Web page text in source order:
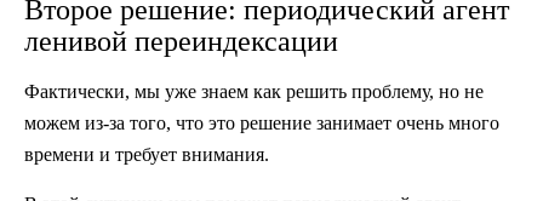
Второе решение: периодический агент
ленивой переиндексации
Фактически, мы уже знаем как решить проблему, но не
можем из-за того, что это решение занимает очень много
времени и требует внимания.